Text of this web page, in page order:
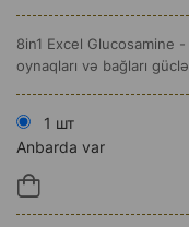
8in1 Excel Glucosamine
oynaqları və bağları
1 шт
Anbarda var